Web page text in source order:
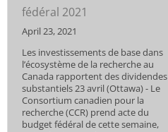
fédéral 2021
April 23, 2021
Les investissements de base dans
l’écosystème de la recherche au
Canada rapportent des dividendes
substantiels 23 avril (Ottawa) - Le
Consortium canadien pour la
recherche (CCR) prend acte du
budget fédéral de cette semaine,